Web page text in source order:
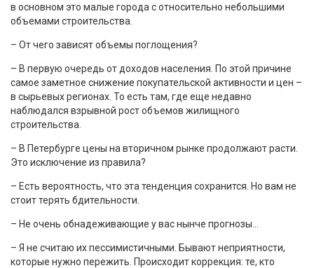
в основном это малые города с относительно небольшими
объемами строительства.
– От чего зависят объемы поглощения?
– В первую очередь от доходов населения. По этой причине
самое заметное снижение покупательской активности и цен –
в сырьевых регионах. То есть там, где еще недавно
наблюдался взрывной рост объемов жилищного
строительства.
– В Петербурге цены на вторичном рынке продолжают расти.
Это исключение из правила?
– Есть вероятность, что эта тенденция сохранится. Но вам не
стоит терять бдительности.
– Не очень обнадеживающие у вас нынче прогнозы…
– Я не считаю их пессимистичными. Бывают неприятности,
которые нужно пережить. Происходит коррекция: те, кто